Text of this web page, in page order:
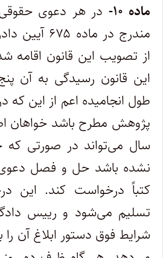
‌ماده ۱۰- در هر دعوی حقوقی
مندرج در
از تصویب این قانون اقامه
این قانون رسیدگی به آن
طول انجامیده اعم از این که
پژوهش مطرح باشد
سال‌ می‌تواند در صورتی که
نشده باشد حل و فصل دعوی
کتباً درخواست کند. این
تسلیم می‌شود‌ و رییس
شرایط فوق دستور ابلاغ آن